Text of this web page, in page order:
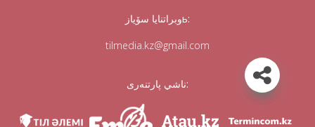
وبراتنايا سۆيازь:
tilmedia.kz@gmail.com
ناشي پارتنەرى: